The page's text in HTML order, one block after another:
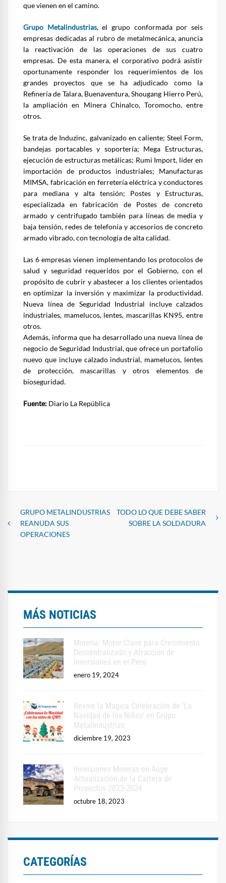
que vienen en el camino.
Grupo Metalindustrias, el grupo conformada por seis
empresas dedicadas al rubro de metalmecánica, anuncia
la reactivación de las operaciones de sus cuatro
empresas. De esta manera, el corporativo podrá asistir
oportunamente responder los requerimientos de los
grandes proyectos que se ha adjudicado como la
Refinería de Talara, Buenaventura, Shougang Hierro Perú,
la ampliación en Minera Chinalco, Toromocho, entre
otros.
Se trata de Induzinc, galvanizado en caliente; Steel Form,
bandejas portacables y soportería; Mega Estructuras,
ejecución de estructuras metálicas; Rumi Import, líder en
importación de productos industriales; Manufacturas
MIMSA, fabricación en ferretería eléctrica y conductores
para mediana y alta tensión; Postes y Estructuras,
especializada en fabricación de Postes de concreto
armado y centrifugado también para líneas de media y
baja tensión, redes de telefonía y accesorios de concreto
armado vibrado, con tecnología de alta calidad.
Las 6 empresas vienen implementando los protocolos de
salud y seguridad requeridos por el Gobierno, con el
propósito de cubrir y abastecer a los clientes orientados
en optimizar la inversión y maximizar la productividad.
Nueva línea de Seguridad Industrial incluye calzados
industriales, mamelucos, lentes, mascarillas KN95, entre
otros.
Además, informa que ha desarrollado una nueva línea de
negocio de Seguridad Industrial, que ofrece un portafolio
nuevo que incluye calzado industrial, mamelucos, lentes
de protección, mascarillas y otros elementos de
bioseguridad.
Fuente: Diario La República
Navegación
GRUPO METALINDUSTRIAS
REANUDA SUS
OPERACIONES
TODO LO QUE DEBE SABER
SOBRE LA SOLDADURA
MÁS NOTICIAS
Minería: Motor Clave para Crecimiento
Descentralizado y Atracción de
Inversiones en el Perú
enero 19, 2024
Revive la Mágica Celebración de ‘La
Navidad de los Niños’ en Grupo
MetalIndustrias
diciembre 19, 2023
Inversiones Mineras en Auge:
Actualización de la Cartera de
Proyectos 2023-2024
octubre 18, 2023
CATEGORÍAS